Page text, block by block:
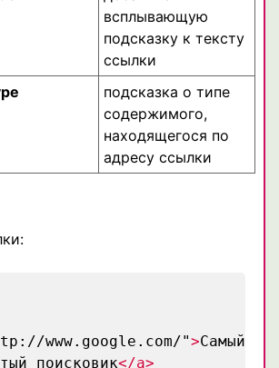
всплывающую
подсказку к тексту
ссылки
подсказка о типе
содержимого,
находящегося по
адресу ссылки
www.google.com/">Самый
поисковик</a>